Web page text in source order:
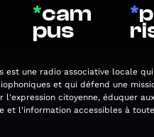
*cam
pus
*
est une radio associative locale
et qui défend une
l'expression citoyenne, éduquer
et l'information accessibles à